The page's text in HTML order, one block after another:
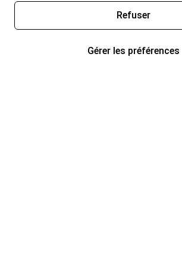
Refuser
Gérer les préférences